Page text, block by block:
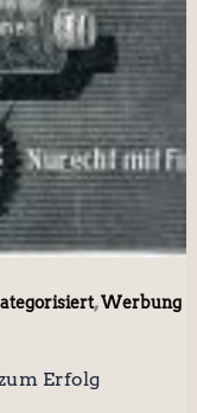
,Werbung
Erfolg